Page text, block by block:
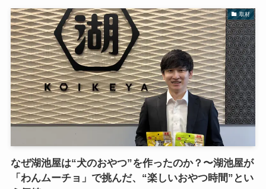
取材
なぜ湖池屋は“犬のおやつ”を作ったのか？〜湖池屋が
「わんムーチョ」で挑んだ、“楽しいおやつ時間”とい